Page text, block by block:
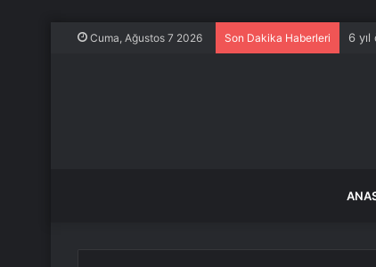
Cuma, Ağustos 7 2026 Son Dakika Haberleri 6